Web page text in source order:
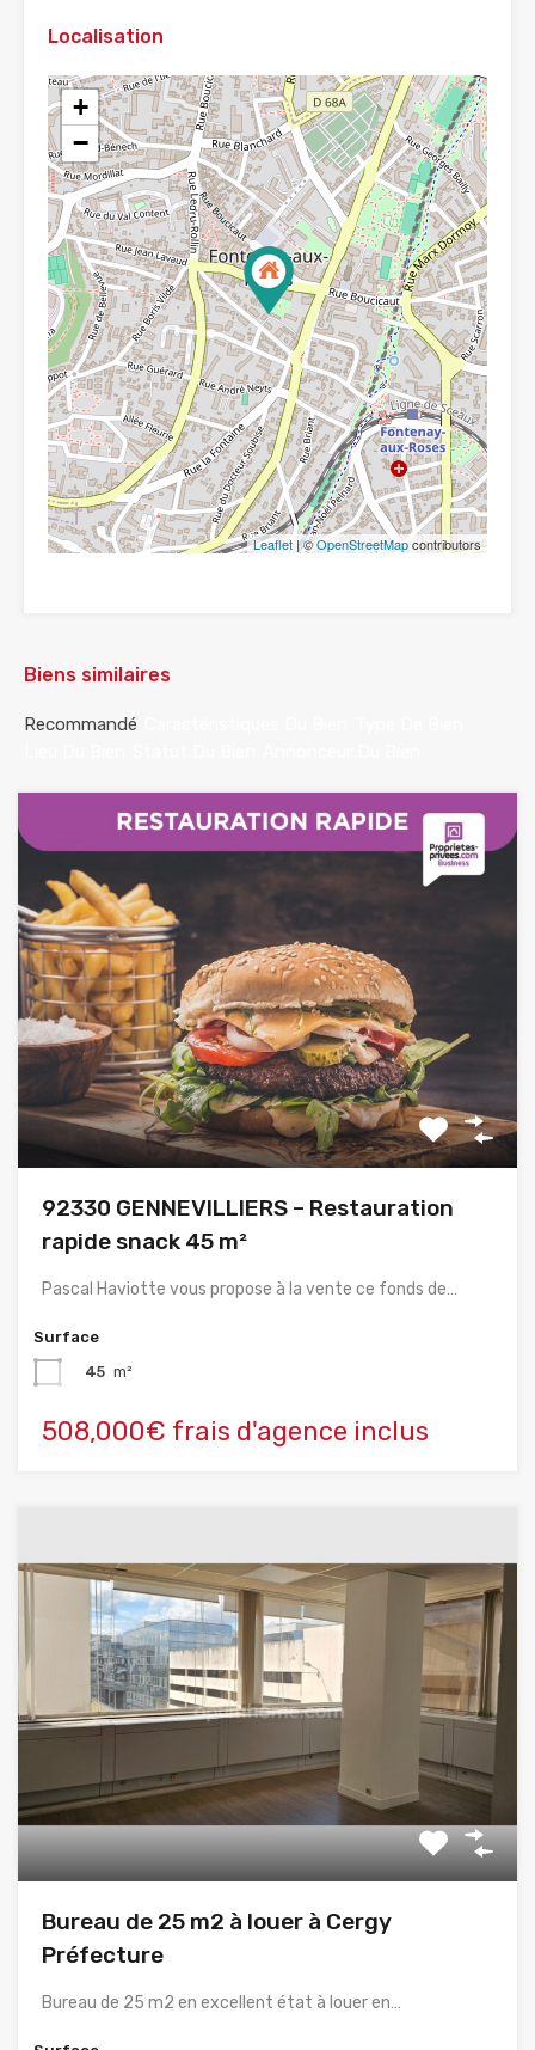
Localisation
+
−
Leaflet| ©OpenStreetMapcontributors
Biens similaires
Recommandé
92330 GENNEVILLIERS – Restauration
rapide snack 45 m²
Pascal Haviotte vous propose à la vente ce fonds de…
Surface
45 m²
508,000€ frais d'agence inclus
Bureau de 25 m2 à louer à Cergy
Préfecture
Bureau de 25 m2 en excellent état à louer en…